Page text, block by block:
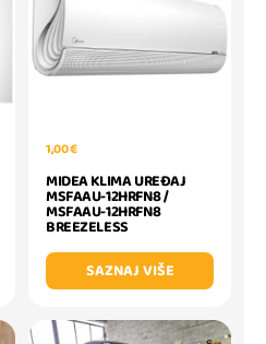
1,00 €
MIDEA KLIMA UREĐAJ
MSFAAU-12HRFN8 /
MSFAAU-12HRFN8
BREEZELESS
SAZNAJ VIŠE